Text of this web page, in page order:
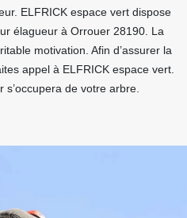
ELFRICK espace vert dispose
élagueur à Orrouer 28190. La
motivation. Afin d’assurer la
appel à ELFRICK espace vert.
de votre arbre.